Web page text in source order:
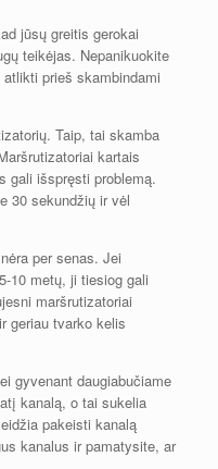
jūsų greitis gerokai
teikėjas. Nepanikuokite
prieš skambindami
Taip, tai skamba
kartais
gali išspręsti problemą.
30 sekundžių ir vėl
per senas. Jei
10 metų, ji tiesiog gali
maršrutizatoriai
geriau tvarko kelis
gyvenant daugiabučiame
kanalą, o tai sukelia
pakeisti kanalą
kanalus ir pamatysite, ar